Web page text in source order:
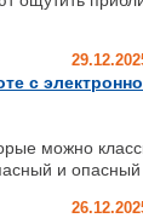
с
можно
и опасный